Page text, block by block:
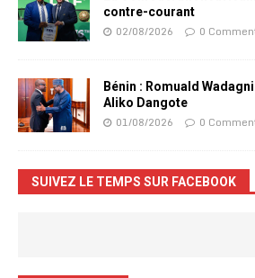
contre-courant
02/08/2026 0
Bénin : Romuald
Aliko Dangote
01/08/2026 0
SUIVEZ LE TEMPS SUR FACEBOOK